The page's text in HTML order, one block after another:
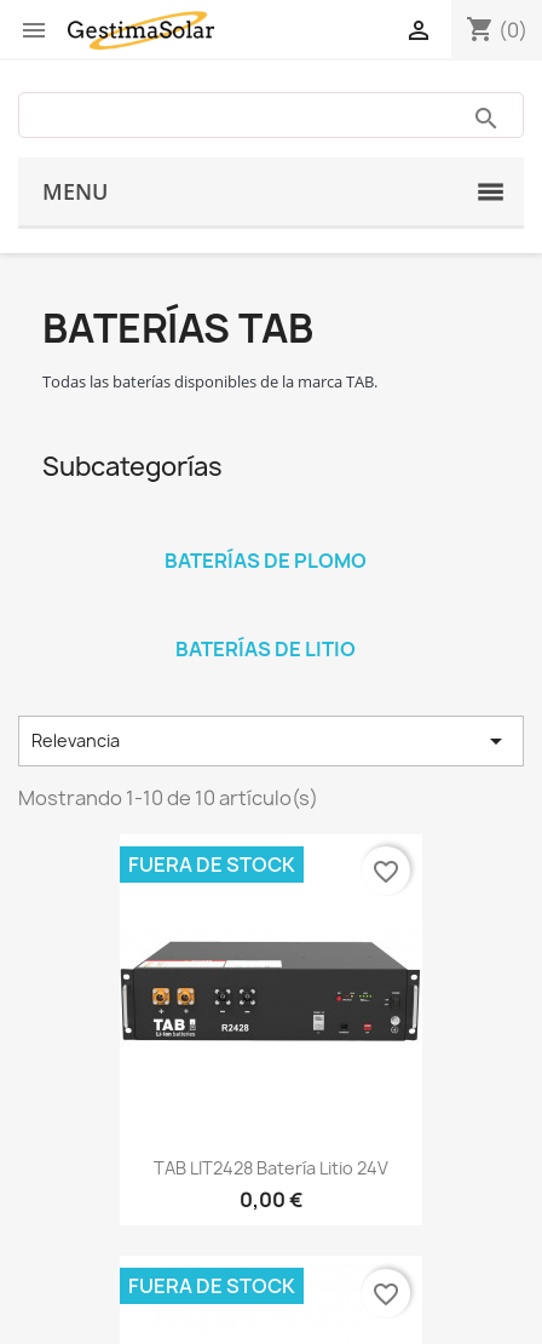
 shopping_cart (0)

MENU
BATERÍAS TAB
Todas las baterías disponibles de la marca TAB.
Subcategorías
BATERÍAS DE PLOMO
BATERÍAS DE LITIO
Relevancia 
Mostrando 1-10 de 10 artículo(s)
TAB LIT2428 Batería Litio 24V
0,00 €
FUERA DE STOCK favorite_border
FUERA DE STOCK favorite_border